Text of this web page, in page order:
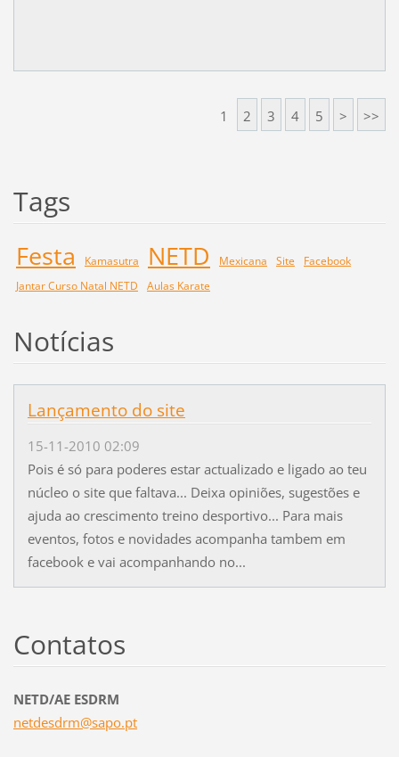
1 2 3 4 5 > >>
Tags
Festa Kamasutra NETD Mexicana Site
Facebook
Jantar Curso Natal NETD
Aulas Karate
Notícias
Lançamento do site
15-11-2010 02:09
Pois é só para poderes estar actualizado e ligado ao teu
núcleo o site que faltava... Deixa opiniões, sugestões e
ajuda ao crescimento treino desportivo... Para mais
eventos, fotos e novidades acompanha tambem em
facebook e vai acompanhando no...
Contatos
NETD/AE ESDRM
netdesdrm@sapo.pt